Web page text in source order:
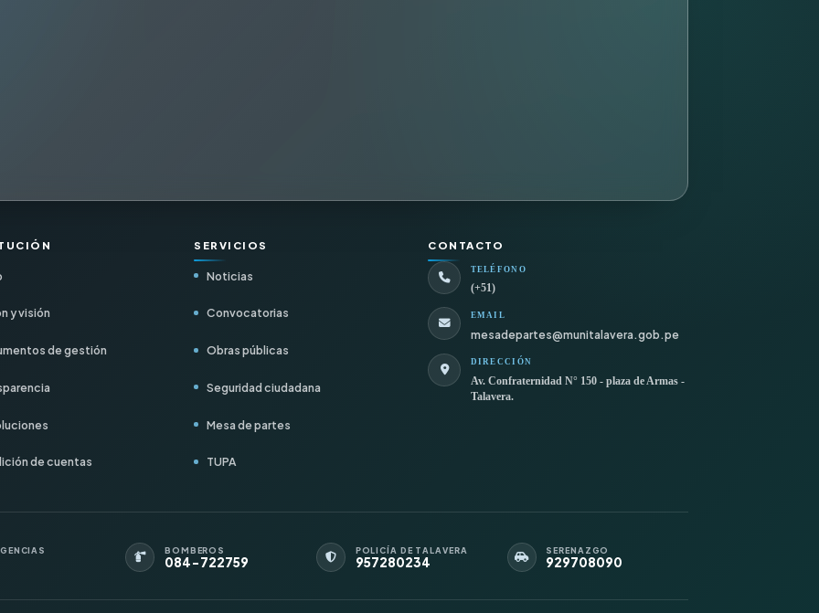
y visión
de gestión
de cuentas
SERVICIOS
Noticias
Convocatorias
Obras públicas
Seguridad ciudadana
Mesa de partes
TUPA
CONTACTO
TELÉFONO
(+51)
EMAIL
mesadepartes@munitalavera.gob.pe
DIRECCIÓN
Av. Confraternidad N° 150 - plaza de Armas -
Talavera.
BOMBEROS
084-722759
POLICÍA DE TALAVERA
957280234
SERENAZGO
929708090